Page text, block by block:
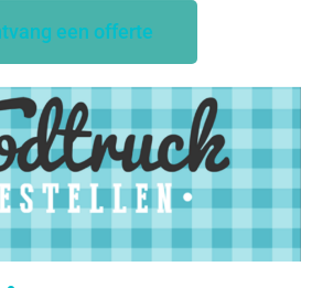
een offerte